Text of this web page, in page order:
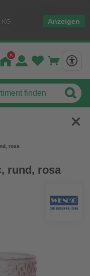
KG
Anzeigen
rosa
rund, rosa